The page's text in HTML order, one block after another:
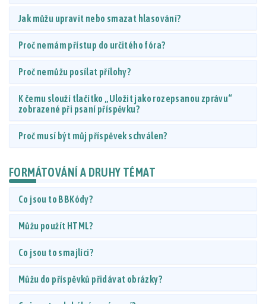
Jak můžu upravit nebo smazat hlasování?
Proč nemám přístup do určitého fóra?
Proč nemůžu posílat přílohy?
K čemu slouží tlačítko „Uložit jako rozepsanou zprávu“
zobrazené při psaní příspěvku?
Proč musí být můj příspěvek schválen?
FORMÁTOVÁNÍ A DRUHY TÉMAT
Co jsou to BBKódy?
Můžu použít HTML?
Co jsou to smajlíci?
Můžu do příspěvků přidávat obrázky?